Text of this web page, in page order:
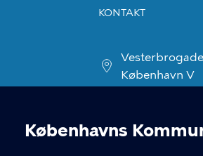
Københavns
KONTAKT
København V
+45 70 22 24